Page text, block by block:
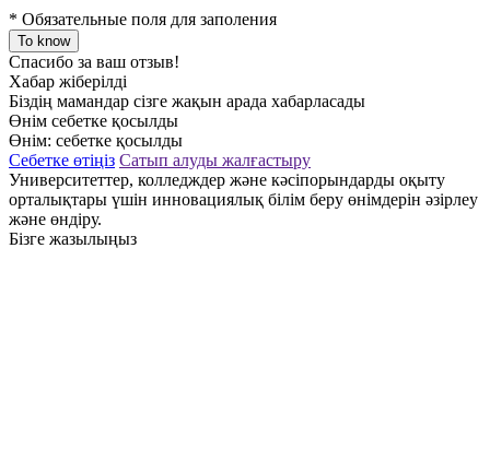
* Обязательные поля для заполения
To know
Спасибо за ваш отзыв!
Хабар жіберілді
Біздің мамандар сізге жақын арада хабарласады
Өнім себетке қосылды
Өнім: себетке қосылды
Себетке өтіңіз Сатып алуды жалғастыру
Университеттер, колледждер және кәсіпорындарды оқыту
орталықтары үшін инновациялық білім беру өнімдерін әзірлеу
және өндіру.
Бізге жазылыңыз